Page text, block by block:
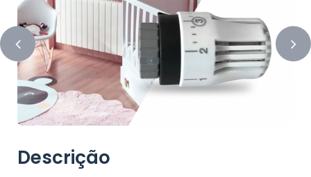
Descrição